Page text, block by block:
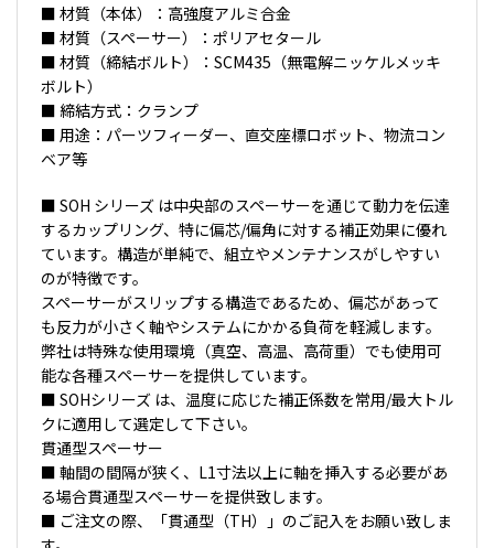
■ 材質（本体）：高強度アルミ合金
■ 材質（スペーサー）：ポリアセタール
■ 材質（締結ボルト）：SCM435（無電解ニッケルメッキ
ボルト）
■ 締結方式：クランプ
■ 用途：パーツフィーダー、直交座標ロボット、物流コン
ベア等
■ SOH シリーズ は中央部のスペーサーを通じて動力を伝達
するカップリング、特に偏芯/偏角に対する補正効果に優れ
ています。構造が単純で、組立やメンテナンスがしやすい
のが特徴です。
スペーサーがスリップする構造であるため、偏芯があって
も反力が小さく軸やシステムにかかる負荷を軽減します。
弊社は特殊な使用環境（真空、高温、高荷重）でも使用可
能な各種スペーサーを提供しています。
■ SOHシリーズ は、温度に応じた補正係数を常用/最大トル
クに適用して選定して下さい。
貫通型スペーサー
■ 軸間の間隔が狭く、L1寸法以上に軸を挿入する必要があ
る場合貫通型スペーサーを提供致します。
■ ご注文の際、「貫通型（TH）」のご記入をお願い致しま